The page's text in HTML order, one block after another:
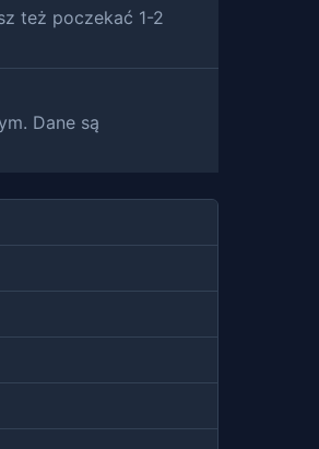
też poczekać 1-2
Dane są